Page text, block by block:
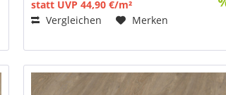
statt UVP 44,90 €/m²
Vergleichen
Merken